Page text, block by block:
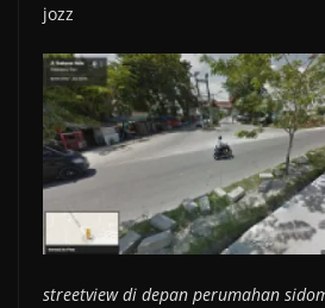
jozz
streetview di depan perumahan